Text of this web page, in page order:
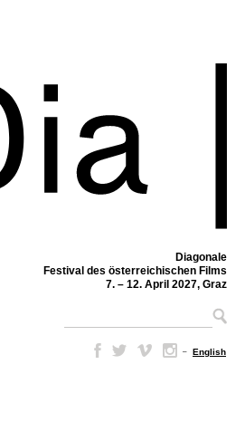
Diagonale
Festival des österreichischen Films
7. – 12. April 2027, Graz
– English